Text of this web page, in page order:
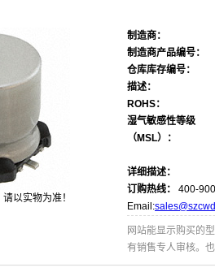
以实物为准！
制造商：
制造商产品编号：
仓库库存编号：
描述：
ROHS：
湿气敏感性等级
（MSL）：
详细描述：
订购热线：
400-
Email:
网站能显示购买的
有销售专人审核。